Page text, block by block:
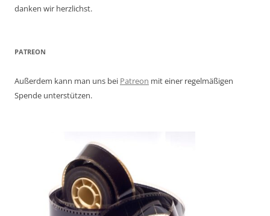
danken wir herzlichst.
PATREON
Außerdem kann man uns bei Patreon mit einer regelmäßigen
Spende unterstützen.